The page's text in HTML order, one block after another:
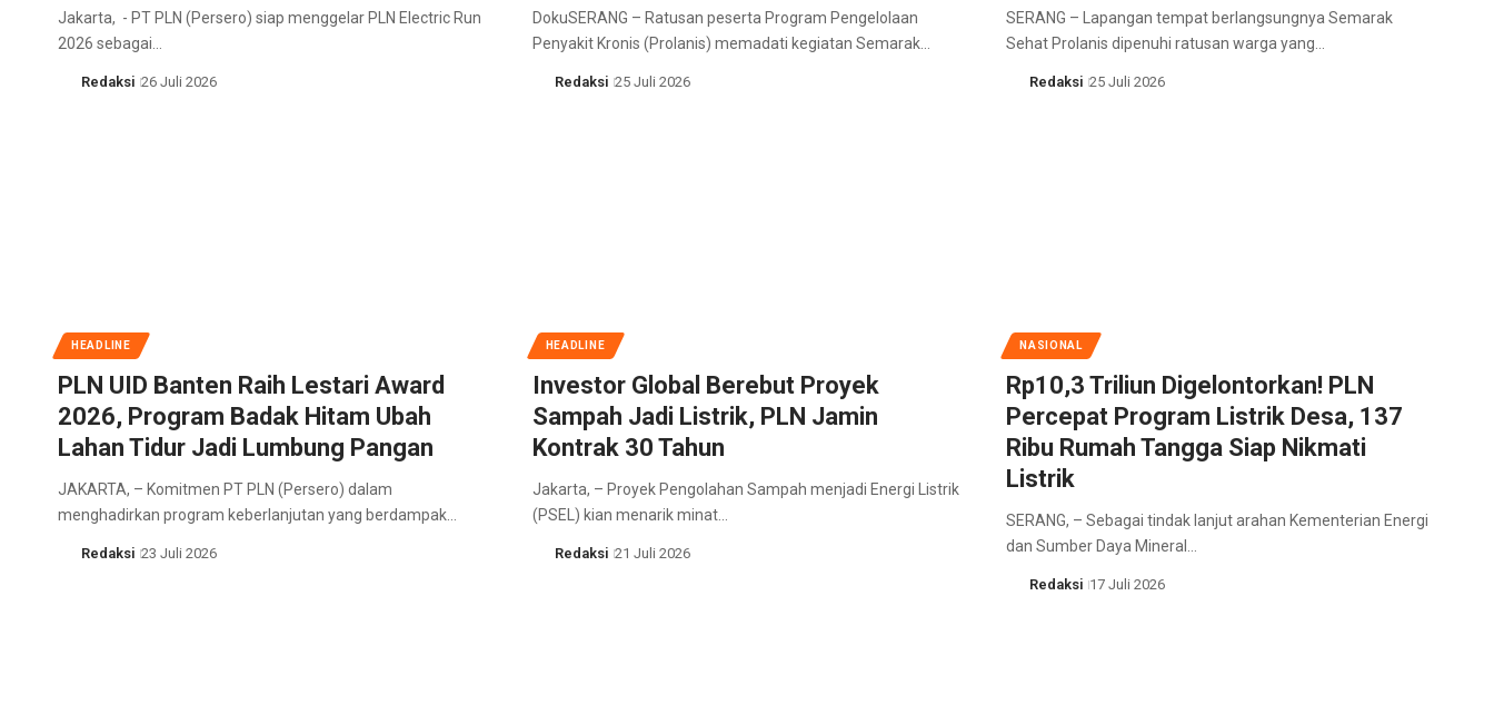
Jakarta, - PT PLN (Persero) siap menggelar PLN Electric Run
2026 sebagai…
Redaksi 26 Juli 2026
DokuSERANG – Ratusan peserta Program Pengelolaan
Penyakit Kronis (Prolanis) memadati kegiatan Semarak…
Redaksi 25 Juli 2026
SERANG – Lapangan tempat berlangsungnya Semarak
Sehat Prolanis dipenuhi ratusan warga yang…
Redaksi 25 Juli 2026
HEADLINE
PLN UID Banten Raih Lestari Award
2026, Program Badak Hitam Ubah
Lahan Tidur Jadi Lumbung Pangan
JAKARTA, – Komitmen PT PLN (Persero) dalam
menghadirkan program keberlanjutan yang berdampak…
Redaksi 23 Juli 2026
HEADLINE
Investor Global Berebut Proyek
Sampah Jadi Listrik, PLN Jamin
Kontrak 30 Tahun
Jakarta, – Proyek Pengolahan Sampah menjadi Energi Listrik
(PSEL) kian menarik minat…
Redaksi 21 Juli 2026
NASIONAL
Rp10,3 Triliun Digelontorkan! PLN
Percepat Program Listrik Desa, 137
Ribu Rumah Tangga Siap Nikmati
Listrik
SERANG, – Sebagai tindak lanjut arahan Kementerian Energi
dan Sumber Daya Mineral…
Redaksi 17 Juli 2026